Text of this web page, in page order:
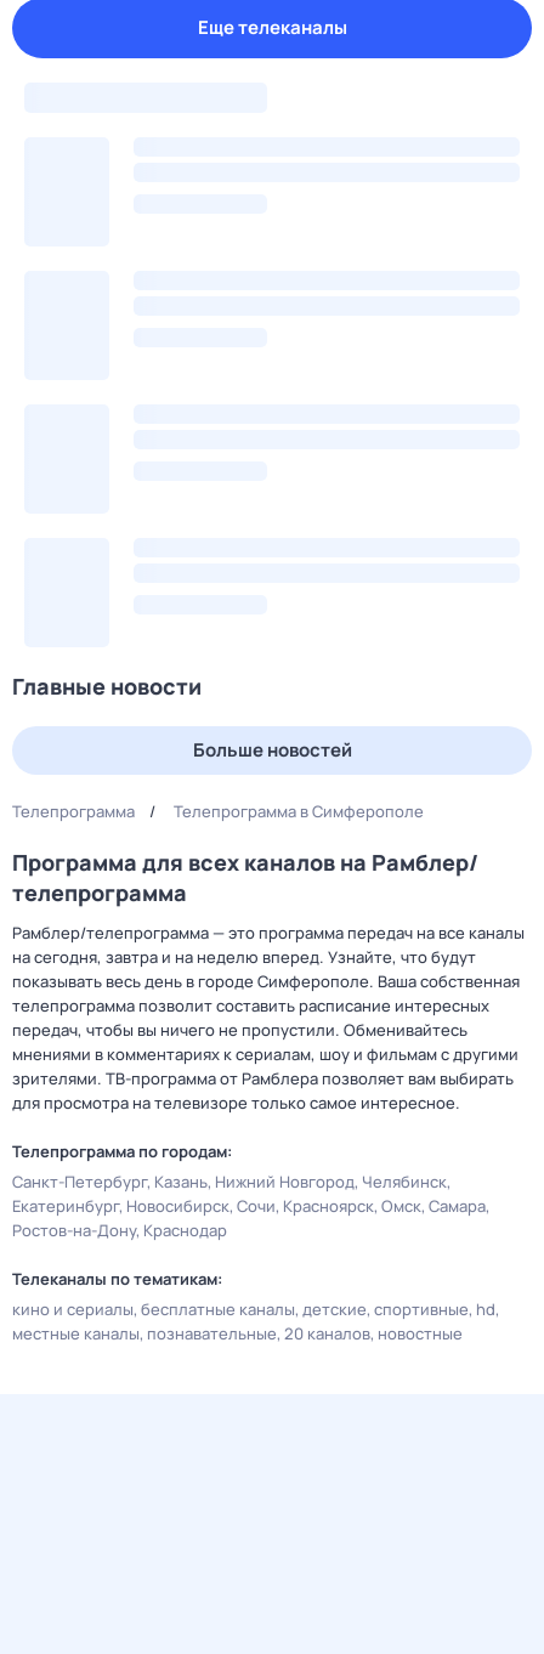
Еще телеканалы
Главные новости
Больше новостей
Телепрограмма Телепрограмма в Симферополе
Программа для всех каналов на Рамблер/
телепрограмма
Рамблер/телепрограмма — это программа передач на все каналы
на сегодня, завтра и на неделю вперед. Узнайте, что будут
показывать весь день в городе Симферополе. Ваша собственная
телепрограмма позволит составить расписание интересных
передач, чтобы вы ничего не пропустили. Обменивайтесь
мнениями в комментариях к сериалам, шоу и фильмам с другими
зрителями. ТВ-программа от Рамблера позволяет вам выбирать
для просмотра на телевизоре только самое интересное.
Телепрограмма по городам:
Санкт-Петербург Казань Нижний Новгород Челябинск
Екатеринбург Новосибирск Сочи Красноярск Омск Самара
Ростов-на-Дону Краснодар
Телеканалы по тематикам:
кино и сериалы бесплатные каналы детские спортивные hd
местные каналы познавательные 20 каналов новостные